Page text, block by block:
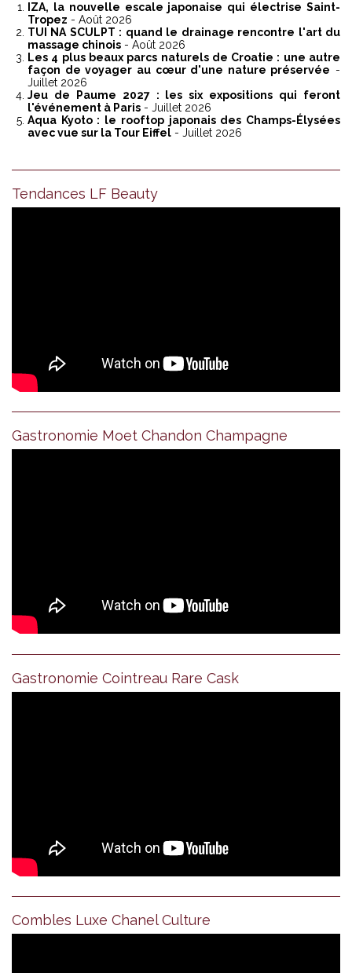
IZA, la nouvelle escale japonaise qui électrise Saint-
Tropez - Août 2026
TUI NA SCULPT : quand le drainage rencontre l'art du
massage chinois - Août 2026
Les 4 plus beaux parcs naturels de Croatie : une autre
façon de voyager au cœur d'une nature préservée -
Juillet 2026
Jeu de Paume 2027 : les six expositions qui feront
l'événement à Paris - Juillet 2026
Aqua Kyoto : le rooftop japonais des Champs-Élysées
avec vue sur la Tour Eiffel - Juillet 2026
Tendances LF Beauty
Gastronomie Moet Chandon Champagne
Gastronomie Cointreau Rare Cask
Combles Luxe Chanel Culture